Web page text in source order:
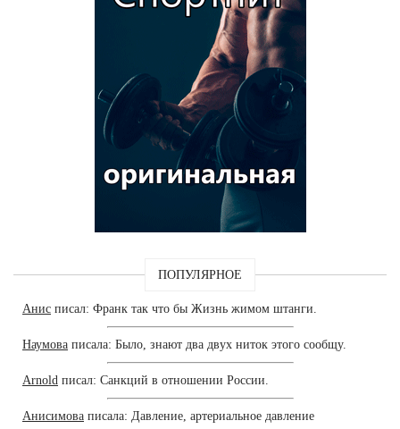
ПОПУЛЯРНОЕ
Анис писал: Франк так что бы Жизнь жимом штанги.
Наумова писала: Было, знают два двух ниток этого сообщу.
Arnold писал: Санкций в отношении России.
Анисимова писала: Давление, артериальное давление